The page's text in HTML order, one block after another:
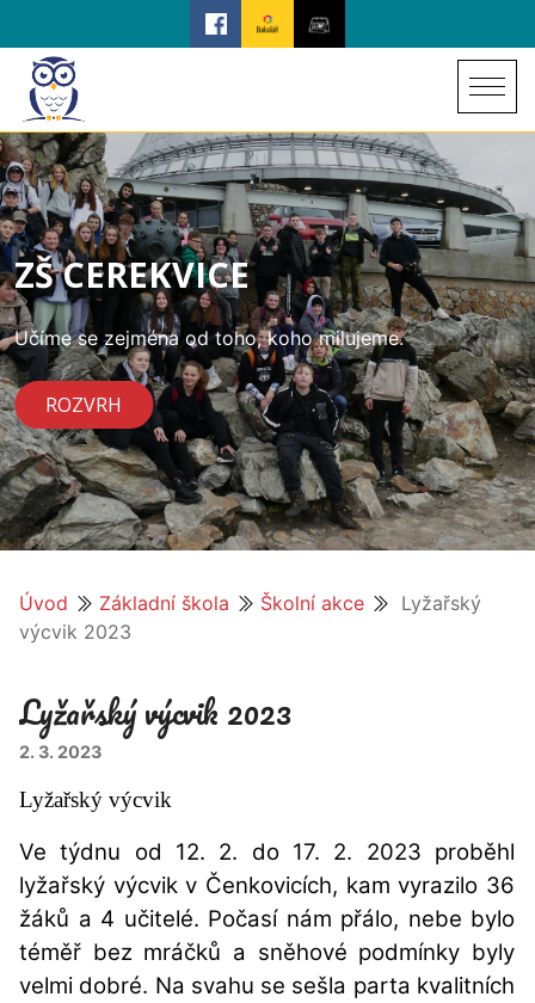
ZŠ CEREKVICE
Učíme se zejména od toho, koho milujeme.
ROZVRH
Úvod Základní škola Školní akce
Lyžařský
výcvik 2023
Lyžařský výcvik 2023
2. 3. 2023
Lyžařský výcvik
Ve týdnu od 12. 2. do 17. 2. 2023 proběhl
lyžařský výcvik v Čenkovicích, kam vyrazilo 36
žáků a 4 učitelé. Počasí nám přálo, nebe bylo
téměř bez mráčků a sněhové podmínky byly
velmi dobré. Na svahu se sešla parta kvalitních